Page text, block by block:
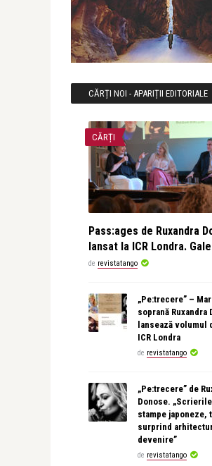
CĂRȚI NOI - APARIȚII EDITORIALE
CĂRȚI
Pass:ages de Ruxandra
lansat la ICR Londra.
de revistatango
„Pe:trecere” –
soprană Ruxandra
lansează volumul
ICR Londra
de revistatango
„Pe:trecere” de
Donose.
stampe japoneze,
surprind
devenire”
de revistatango